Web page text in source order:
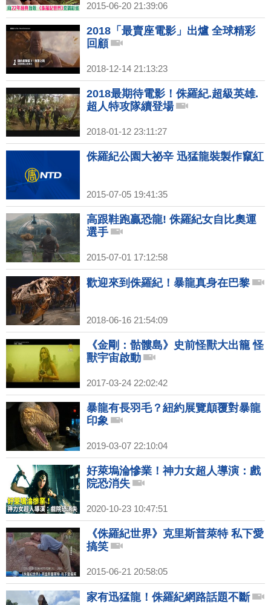
2015-06-20 21:39:06
2018「最賣座電影」出爐 全球精彩
回顧
2018-12-14 21:13:23
2018最期待電影！侏羅紀.超級英雄.
超人特攻隊續登場
2018-01-12 23:11:27
侏羅紀公園大祕辛 迅猛龍裝製作竄紅
2015-07-05 19:41:35
高跟鞋跑贏恐龍! 侏羅紀女自比奧運
選手
2015-07-01 17:12:58
歡迎來到侏羅紀！暴龍真身在巴黎
2018-06-16 21:54:09
《金剛：骷髏島》史前怪獸大出籠 怪
獸宇宙啟動
2017-03-24 22:02:42
暴龍有長羽毛？紐約展覽顛覆對暴龍
印象
2019-03-07 22:10:04
好萊塢淪慘業！神力女超人導演：戲
院恐消失
2020-10-23 10:47:51
《侏羅紀世界》克里斯普萊特 私下愛
搞笑
2015-06-21 20:58:05
家有迅猛龍！侏羅紀網路話題不斷